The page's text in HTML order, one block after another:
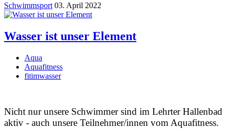
Schwimmsport 03. April 2022
Wasser ist unser Element
Aqua
Aquafitness
fitimwasser
Nicht nur unsere Schwimmer sind im Lehrter Hallenbad
aktiv - auch unsere Teilnehmer/innen vom Aquafitness.